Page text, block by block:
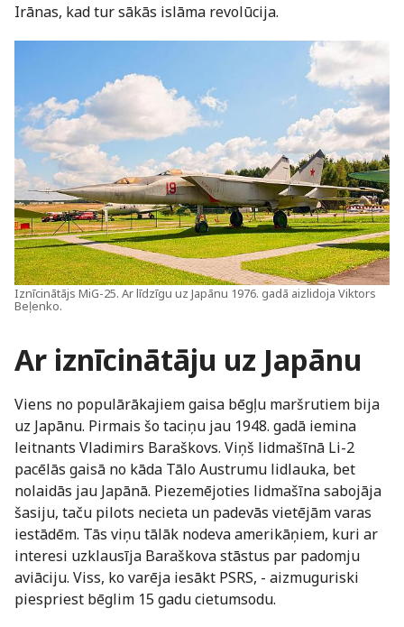
Irānas, kad tur sākās islāma revolūcija.
Iznīcinātājs MiG-25. Ar līdzīgu uz Japānu 1976. gadā aizlidoja Viktors
Beļenko.
Ar iznīcinātāju uz Japānu
Viens no populārākajiem gaisa bēgļu maršrutiem bija
uz Japānu. Pirmais šo taciņu jau 1948. gadā iemina
leitnants Vladimirs Baraškovs. Viņš lidmašīnā Li-2
pacēlās gaisā no kāda Tālo Austrumu lidlauka, bet
nolaidās jau Japānā. Piezemējoties lidmašīna sabojāja
šasiju, taču pilots necieta un padevās vietējām varas
iestādēm. Tās viņu tālāk nodeva amerikāņiem, kuri ar
interesi uzklausīja Baraškova stāstus par padomju
aviāciju. Viss, ko varēja iesākt PSRS, - aizmuguriski
piespriest bēglim 15 gadu cietumsodu.